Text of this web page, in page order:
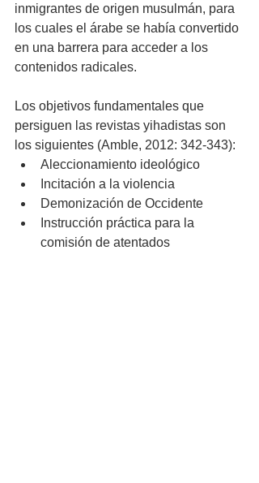
inmigrantes de origen musulmán, para
los cuales el árabe se había convertido
en una barrera para acceder a los
contenidos radicales.
Los objetivos fundamentales que
persiguen las revistas yihadistas son
los siguientes (Amble, 2012: 342-343):
Aleccionamiento ideológico
Incitación a la violencia
Demonización de Occidente
Instrucción práctica para la
comisión de atentados